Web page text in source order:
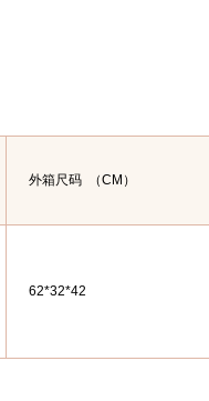
外箱尺码 （CM）
62*32*42